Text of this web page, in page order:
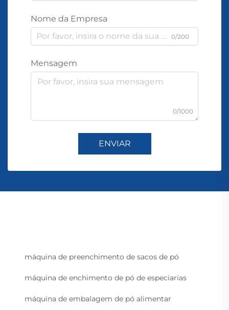
Nome da Empresa
0/200
Mensagem
0/1000
ENVIAR
máquina de preenchimento de sacos de pó
máquina de enchimento de pó de especiarias
máquina de embalagem de pó alimentar